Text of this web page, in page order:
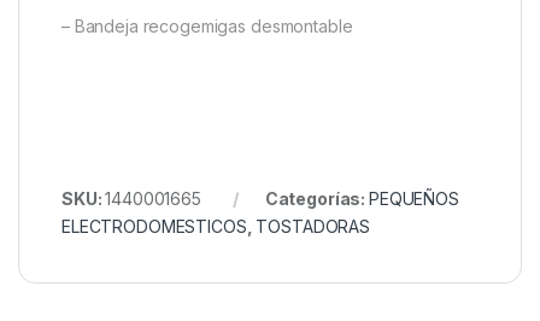
– Bandeja recogemigas desmontable
SKU:1440001665 Categorías: PEQUEÑOS
ELECTRODOMESTICOS TOSTADORAS